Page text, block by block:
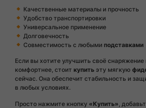
Качественные материалы и прочность
Удобство транспортировки
Универсальное применение
Долговечность
Совместимость с любыми подставками
Если вы хотите улучшить своё
комфортнее, стоит купить эту мягкую
сейчас. Она обеспечит стабильность и
в любых условиях.
Просто нажмите кнопку «Купить» ,